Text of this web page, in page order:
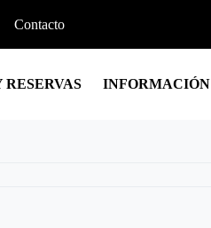
Contacto
INFORMACIÓN